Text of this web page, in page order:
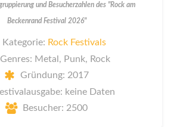
und Besucherzahlen des "Rock am
Beckenrand Festival 2026"
Kategorie: Rock Festivals
Genres: Metal, Punk, Rock
Gründung: 2017
keine Daten
Besucher: 2500